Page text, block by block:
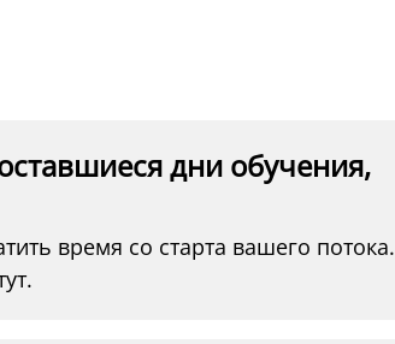
дни обучения,
время со старта вашего потока.